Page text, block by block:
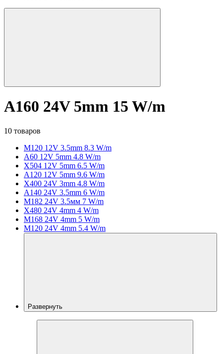
A160 24V 5mm 15 W/m
10 товаров
M120 12V 3.5mm 8.3 W/m
A60 12V 5mm 4.8 W/m
X504 12V 5mm 6.5 W/m
A120 12V 5mm 9.6 W/m
X400 24V 3mm 4.8 W/m
A140 24V 3.5mm 6 W/m
M182 24V 3.5мм 7 W/m
X480 24V 4mm 4 W/m
M168 24V 4mm 5 W/m
M120 24V 4mm 5.4 W/m
Развернуть